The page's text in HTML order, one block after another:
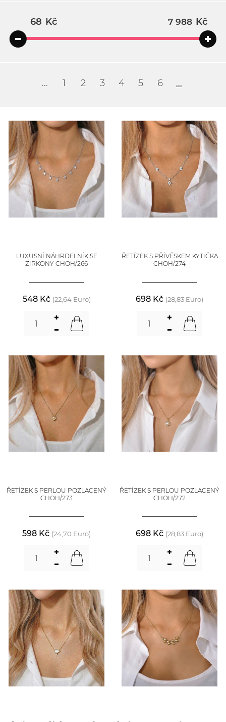
Kč Kč
... 1 2 3 4 5 6 ...
LUXUSNÍ NÁHRDELNÍK SE
ZIRKONY CHOH/266
548 Kč (22,64 Euro)
ŘETÍZEK S PŘÍVĚSKEM KYTIČKA
CHOH/274
698 Kč (28,83 Euro)
ŘETÍZEK S PERLOU POZLACENÝ
CHOH/273
598 Kč (24,70 Euro)
ŘETÍZEK S PERLOU POZLACENÝ
CHOH/272
698 Kč (28,83 Euro)